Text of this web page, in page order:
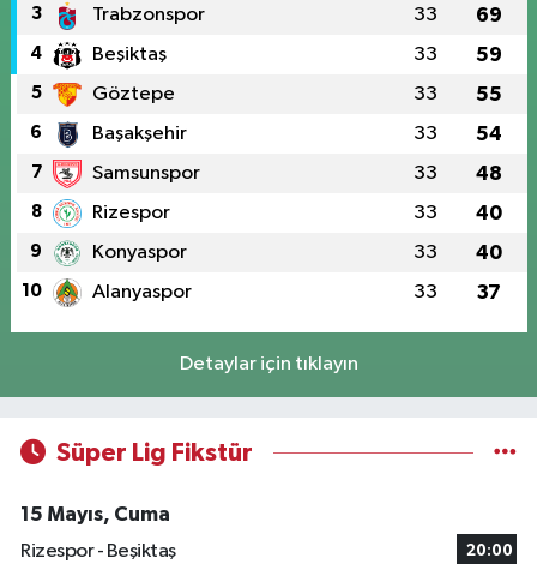
3 Trabzonspor 33 69
4 Beşiktaş 33 59
5 Göztepe 33 55
6 Başakşehir 33 54
7 Samsunspor 33 48
8 Rizespor 33 40
9 Konyaspor 33 40
10 Alanyaspor 33 37
Detaylar için tıklayın
Süper Lig Fikstür
15 Mayıs, Cuma
Rizespor - Beşiktaş
20:00